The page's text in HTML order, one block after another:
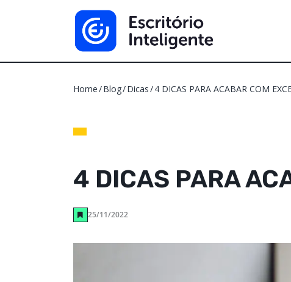
Home Blog Dicas 4 DICAS PARA ACABAR COM
4 DICAS PARA
25/11/2022